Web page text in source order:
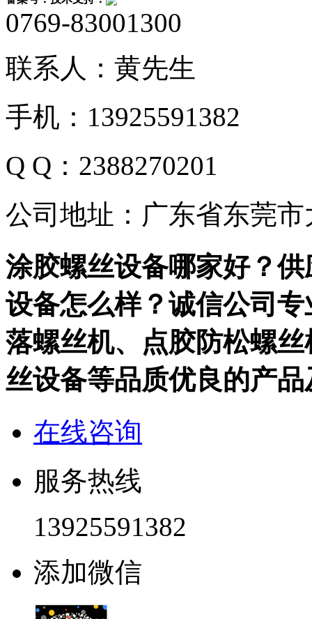
0769-83001300
联系人：黄先生
手机：13925591382
Q Q：2388270201
公司地址：广东省东莞
涂胶螺丝设备哪家好？
设备怎么样？诚信公司
落螺丝机、点胶防松螺
丝设备等品质优良的产
在线咨询
服务热线
13925591382
添加微信